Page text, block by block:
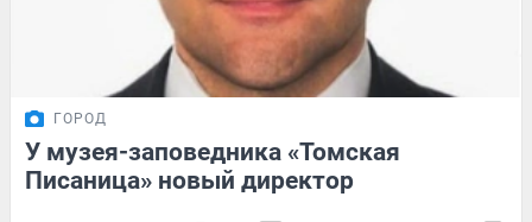
ГОРОД
У музея-заповедника «Томская
Писаница» новый директор